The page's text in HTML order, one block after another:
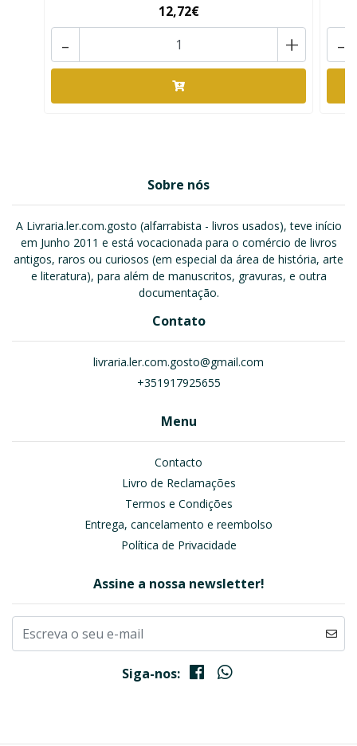
12,72€
+
- -
Sobre nós
A Livraria.ler.com.gosto (alfarrabista - livros usados), teve início
em Junho 2011 e está vocacionada para o comércio de livros
antigos, raros ou curiosos (em especial da área de história, arte
e literatura), para além de manuscritos, gravuras, e outra
documentação.
Contato
livraria.ler.com.gosto@gmail.com
+351917925655
Menu
Contacto
Livro de Reclamações
Termos e Condições
Entrega, cancelamento e reembolso
Política de Privacidade
Assine a nossa newsletter!
Siga-nos: